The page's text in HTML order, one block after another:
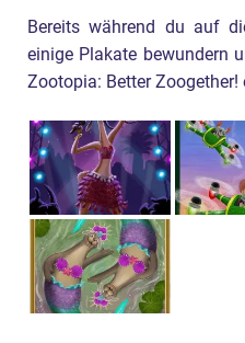
Bereits während du auf
einige Plakate bewundern
Zootopia: Better Zoogether!